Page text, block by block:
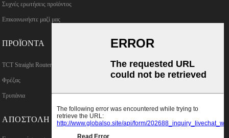
Συχνές ερωτήσεις προϊόντος
Επικοινωνήστε μαζί μας
ΠΡΟΪΌΝΤΑ
TCT Straight Router Bits
Φρέζας
Τρυπάνια
ΑΠΟΣΤΟΛΉ ΕΡΩΤΉΣΕΩΝ